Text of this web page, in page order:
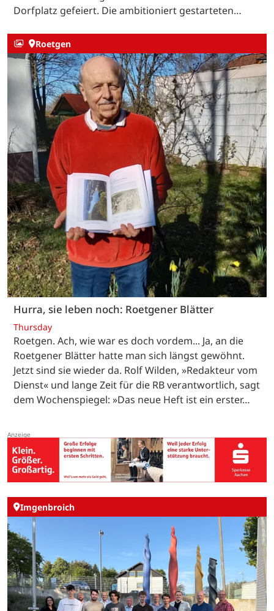
Dorfplatz gefeiert. Die ambitioniert gestarteten…
Roetgen
Hurra, sie leben noch: Roetgener Blätter
Thursday
Roetgen. Ach, wie war es doch vordem... Ja, an die
Roetgener Blätter hatte man sich längst gewöhnt.
Jetzt sind sie wieder da. Rolf Wilden, »Redakteur vom
Dienst« und lange Zeit für die RB verantwortlich, sagt
dem Wochenspiegel: »Das neue Heft ist ein erster…
Imgenbroich